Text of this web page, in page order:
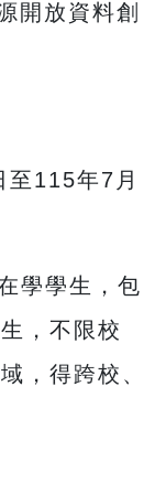
開放資料創
115年7月
學學生，包
，不限校
，得跨校、